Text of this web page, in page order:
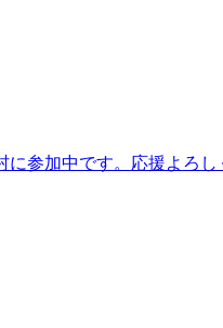
参加中です。 応援よろ